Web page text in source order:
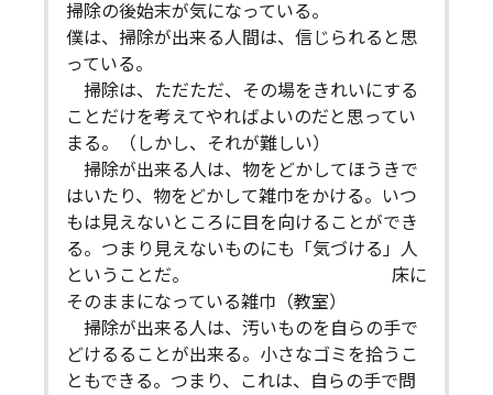
掃除の後始末が気になっている。
僕は、掃除が出来る人間は、信じられると思
っている。
掃除は、ただただ、その場をきれいにする
ことだけを考えてやればよいのだと思ってい
まる。（しかし、それが難しい）
掃除が出来る人は、物をどかしてほうきで
はいたり、物をどかして雑巾をかける。いつ
もは見えないところに目を向けることができ
る。つまり見えないものにも「気づける」人
ということだ。 床に
そのままになっている雑巾（教室）
掃除が出来る人は、汚いものを自らの手で
どけるることが出来る。小さなゴミを拾うこ
ともできる。つまり、これは、自らの手で問